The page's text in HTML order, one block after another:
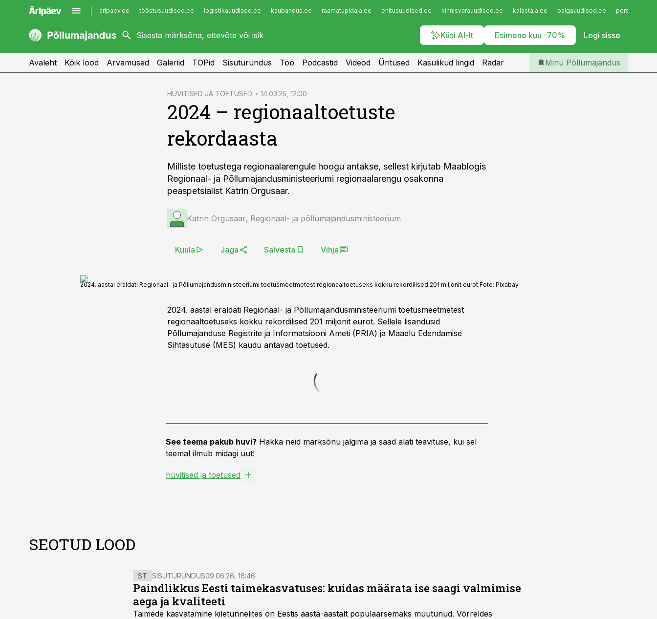
aripaev.ee tööstusuudised.ee logistikauudised.ee kaubandus.ee raamatupidaja.ee ehitusuudised.ee kinnisvarauudised.ee kalastaja.ee palgauudised.ee
Küsi AI-lt Esimene kuu -70% Logi sisse
kaubandus.ee
kinnisvarauudised.ee
imelineajalugu.ee
Infopank
Iseteenindus
Telli Põllumajandus
Avaleht Kõik lood Arvamused Galeriid TOPid Sisuturundus Töö Podcastid Videod Üritused Kasulikud lingid Radar Minu Põllumajandus
HÜVITISED JA TOETUSED 14.03.25, 12:00
2024 – regionaaltoetuste
rekordaasta
Milliste toetustega regionaalarengule hoogu antakse, sellest kirjutab Maablogis
Regionaal- ja Põllumajandusministeeriumi regionaalarengu osakonna
peaspetsialist Katrin Orgusaar.
Katrin Orgusaar, Regionaal- ja põllumajandusministeerium
Kuula Jaga Salvesta Vihja
2024. aastal eraldati Regionaal- ja Põllumajandusministeeriumi toetusmeetmetest regionaaltoetuseks kokku rekordilised 201 miljonit eurot.Foto: Pixabay
2024. aastal eraldati Regionaal- ja Põllumajandusministeeriumi toetusmeetmetest
regionaaltoetuseks kokku rekordilised 201 miljonit eurot. Sellele lisandusid
Põllumajanduse Registrite ja Informatsiooni Ameti (PRIA) ja Maaelu Edendamise
Sihtasutuse (MES) kaudu antavad toetused.
See teema pakub huvi? Hakka neid märksõnu jälgima ja saad alati teavituse, kui sel
teemal ilmub midagi uut!
hüvitised ja toetused
SEOTUD LOOD
ST SISUTURUNDUS09.06.26, 16:46
Paindlikkus Eesti taimekasvatuses: kuidas määrata ise saagi valmimise
aega ja kvaliteeti
Taimede kasvatamine kiletunnelites on Eestis aasta-aastalt populaarsemaks muutunud. Võrreldes